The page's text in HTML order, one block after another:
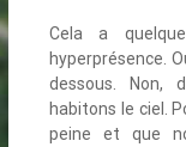
Cela a
hyperprésence.
dessous. Non,
habitons le ciel.
peine et que